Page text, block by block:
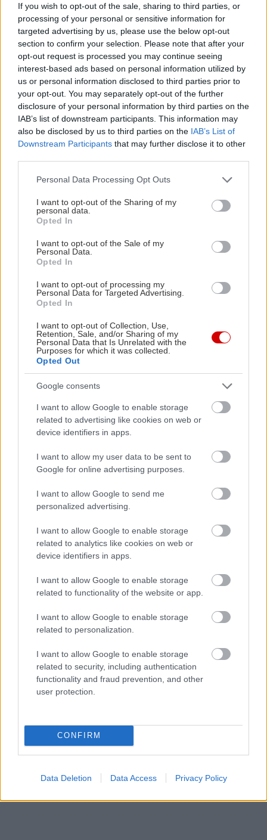
If you wish to opt-out of the sale, sharing to third parties, or
processing of your personal or sensitive information for
targeted advertising by us, please use the below opt-out
section to confirm your selection. Please note that after your
opt-out request is processed you may continue seeing
interest-based ads based on personal information utilized by
us or personal information disclosed to third parties prior to
your opt-out. You may separately opt-out of the further
disclosure of your personal information by third parties on the
IAB’s list of downstream participants. This information may
also be disclosed by us to third parties on the IAB’s List of
Downstream Participants that may further disclose it to other
Please note that this website/app uses one or more Google
not limited to your visit or usage behaviour. You may click to
grant or deny consent to Google and its third-party tags to
use your data for below specified purposes in below Google
consent section.
Personal Data Processing Opt Outs
I want to opt-out of the Sharing of my
personal data.
Opted In
I want to opt-out of the Sale of my
Personal Data.
Opted In
I want to opt-out of processing my
Personal Data for Targeted Advertising.
Opted In
I want to opt-out of Collection, Use,
Retention, Sale, and/or Sharing of my
Personal Data that Is Unrelated with the
Purposes for which it was collected.
Opted Out
Google consents
I want to allow Google to enable storage
related to advertising like cookies on web or
device identifiers in apps.
I want to allow my user data to be sent to
Google for online advertising purposes.
I want to allow Google to send me
personalized advertising.
I want to allow Google to enable storage
related to analytics like cookies on web or
device identifiers in apps.
I want to allow Google to enable storage
related to functionality of the website or app.
I want to allow Google to enable storage
related to personalization.
I want to allow Google to enable storage
related to security, including authentication
functionality and fraud prevention, and other
user protection.
CONFIRM
Data Deletion Data Access Privacy Policy
Αν σας ανοίξει η όρεξη, τότε τα τραπεζάκια του
Γιαλού, απολαμβάνουν υπέροχη θέα στη
θάλασσα, ενώ ο κατάλογός του περιλαμβάνει ένα
σωρό θαλασσινές νοστιμιές για να δοκιμάσετε,
όπως γαριδοσαλάτα, λευκό ταραμά, λιγκουίνι
θαλασσινών, τόνο με φιλέτο και λαχανικά και
άλλα τέτοια ωραία. Λογαριασμός στα 30€/ άτομο,
με ποτήρι κρασί.
Στο Φλοίσβο και ακόμα παραπέρα
να απομονωθείς και να βολτάρεις χωρίς πολλά
μάτια τριγύρω, τότε μπορείς να πάρεις
πεζόδρομο της παραλίας του Παλαιού Φαλήρου
στον Φλοίσβο, ο οποίος είναι υπέροχος και
ήσυχος, κατάλληλος για ρομαντικές βόλτες και να
καταλήξεις στο πάρκο του Φλοίσβου.
Εδώ θα βρεις και το θερινό σινεμαδάκι, το οποίο
είναι ό,τι πρέπει για σινεφίλ προβολές μια ανάσα
από εκεί που σκάει το κύμα. Αυτές τις μέρες
προβάλλει το Ούτε Καν του Τζόρνταν Πιλ, ένα
ιδιαίτερο θρίλερ που εγγυημένα θα… ανάψει τα
αίματα. Μεγάλο plus οι ξαπλώστρες στην πρώτη